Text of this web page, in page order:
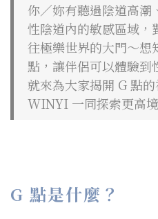
你／妳有聽過陰道高潮
性陰道內的敏感區域，
往極樂世界的大門～想
點，讓伴侶可以體驗到
就來為大家揭開 G 點
WINYI 一同探索更高
G 點是什麼？